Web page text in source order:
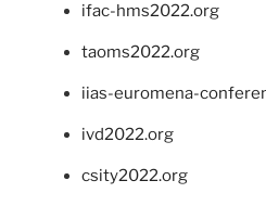
ifac-hms2022.org
taoms2022.org
iias-euromena-
ivd2022.org
csity2022.org